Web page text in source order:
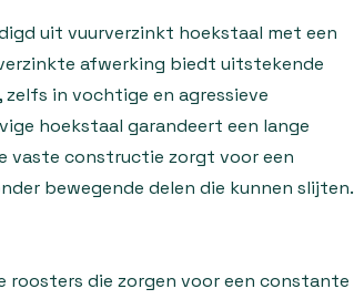
uit vuurverzinkt hoekstaal met een
afwerking biedt uitstekende
in vochtige en agressieve
hoekstaal garandeert een lange
vaste constructie zorgt voor een
bewegende delen die kunnen slijten.
roosters die zorgen voor een constante